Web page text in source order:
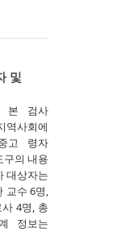
및
본 검사
역사회에
고 령자
구의 내용
대상자는
교수 6명,
4명, 총
정보는